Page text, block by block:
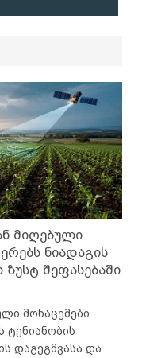
მიღებული
ნიადაგის
შეფასებაში
მონაცემები
ტენიანობის
დაგეგმვასა და